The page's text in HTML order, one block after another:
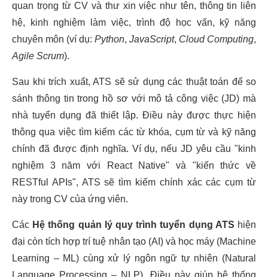
quan trọng từ CV và thư xin việc như tên, thông tin liên
hệ, kinh nghiệm làm việc, trình độ học vấn, kỹ năng
chuyên môn (ví dụ: Python, JavaScript, Cloud Computing,
Agile Scrum).
Sau khi trích xuất, ATS sẽ sử dụng các thuật toán để so
sánh thông tin trong hồ sơ với mô tả công việc (JD) mà
nhà tuyển dụng đã thiết lập. Điều này được thực hiện
thông qua việc tìm kiếm các từ khóa, cụm từ và kỹ năng
chính đã được định nghĩa. Ví dụ, nếu JD yêu cầu "kinh
nghiệm 3 năm với React Native" và "kiến thức về
RESTful APIs", ATS sẽ tìm kiếm chính xác các cụm từ
này trong CV của ứng viên.
Các Hệ thống quản lý quy trình tuyển dụng ATS hiện
đại còn tích hợp trí tuệ nhân tạo (AI) và học máy (Machine
Learning – ML) cùng xử lý ngôn ngữ tự nhiên (Natural
Language Processing – NLP). Điều này giúp hệ thống